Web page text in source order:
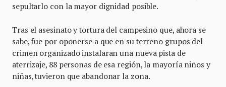
sepultarlo con la mayor dignidad posible.
Tras el asesinato y tortura del campesino que, ahora se
sabe, fue por oponerse a que en su terreno grupos del
crimen organizado instalaran una nueva pista de
aterrizaje, 88 personas de esa región, la mayoría niños y
niñas, tuvieron que abandonar la zona.